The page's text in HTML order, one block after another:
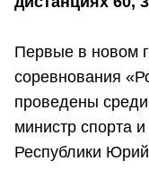
Первые в новом
соревнования
проведены
министр спорта
Республики